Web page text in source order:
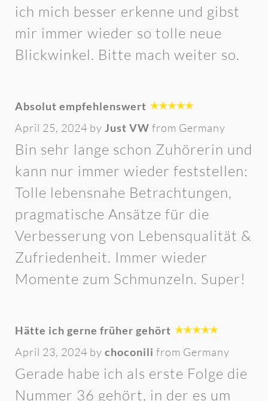
ich mich besser erkenne und gibst
mir immer wieder so tolle neue
Blickwinkel. Bitte mach weiter so.
Absolut empfehlenswert
April 25, 2024 by Just VW from Germany
Bin sehr lange schon Zuhörerin und
kann nur immer wieder feststellen:
Tolle lebensnahe Betrachtungen,
pragmatische Ansätze für die
Verbesserung von Lebensqualität &
Zufriedenheit. Immer wieder
Momente zum Schmunzeln. Super!
Hätte ich gerne früher gehört
April 23, 2024 by choconili from Germany
Gerade habe ich als erste Folge die
Nummer 36 gehört, in der es um